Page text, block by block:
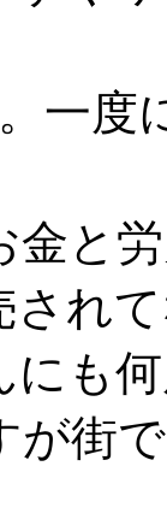
一度
金と
され
にも
が街